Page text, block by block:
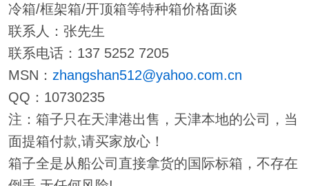
冷箱/框架箱/开顶箱等特种箱价格面谈
联系人：张先生
联系电话：137 5252 7205
MSN： zhangshan512@yahoo.com.cn
QQ：10730235
注：箱子只在天津港出售，天津本地的公司，当
面提箱付款,请买家放心！
箱子全是从船公司直接拿货的国际标箱，不存在